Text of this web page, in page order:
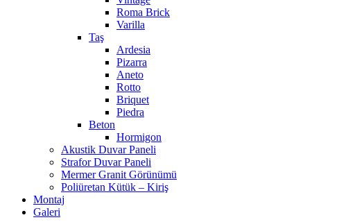
Roma Brick
Varilla
Taş
Ardesia
Pizarra
Aneto
Rotto
Briquet
Piedra
Beton
Hormigon
Akustik Duvar Paneli
Strafor Duvar Paneli
Mermer Granit Görünümü
Poliüretan Kütük – Kiriş
Montaj
Galeri